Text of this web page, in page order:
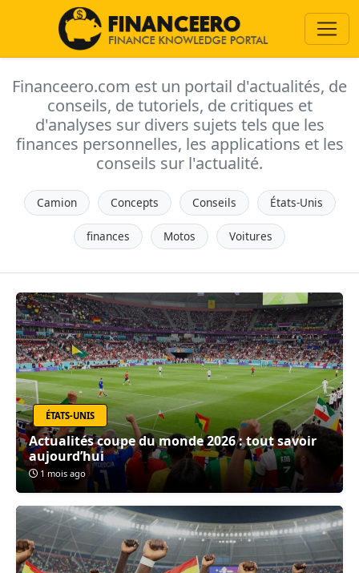
Financeero.com est un portail d'actualités, de
conseils, de tutoriels, de critiques et
d'analyses sur divers sujets tels que les
finances personnelles, les applications et les
conseils sur l'actualité.
Camion Concepts Conseils États-Unis
finances Motos Voitures
ÉTATS-UNIS
Actualités coupe du monde 2026 : tout savoir
aujourd’hui
1 mois ago